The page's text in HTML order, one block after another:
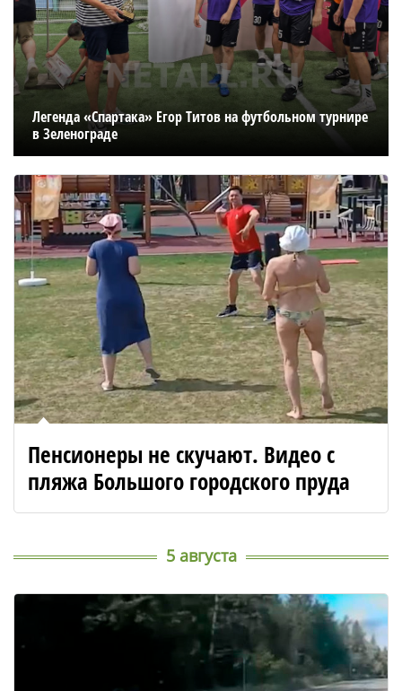
Легенда «Спартака» Егор Титов на футбольном турнире
в Зеленограде
Пенсионеры не скучают. Видео с
пляжа Большого городского пруда
5 августа